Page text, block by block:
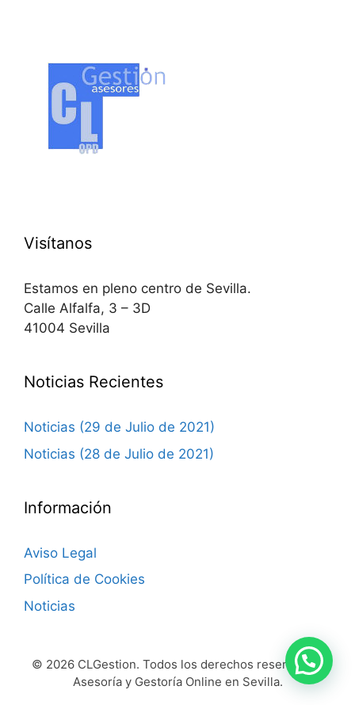
Visítanos
Estamos en pleno centro de Sevilla.
Calle Alfalfa, 3 – 3D
41004 Sevilla
Noticias Recientes
Noticias (29 de Julio de 2021)
Noticias (28 de Julio de 2021)
Información
Aviso Legal
Política de Cookies
Noticias
© 2026 CLGestion. Todos los derechos reservados.
Asesoría y Gestoría Online en Sevilla.